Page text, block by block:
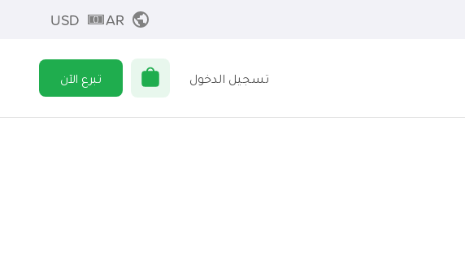
AR
USD
تسجيل الدخول تبرع الآن